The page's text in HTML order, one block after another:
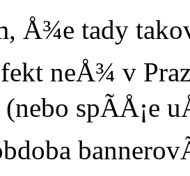
Å¾e tady
neÅ¾ v
(nebo